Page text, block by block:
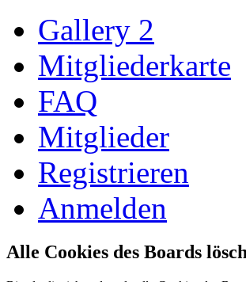
Gallery 2
Mitgliederkarte
FAQ
Mitglieder
Registrieren
Anmelden
Alle Cookies des Boards